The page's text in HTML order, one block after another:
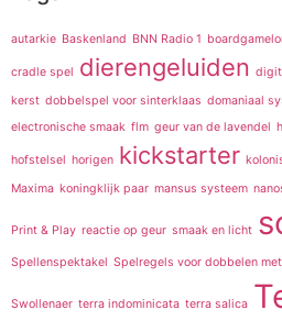
autarkie Baskenland BNN Radio 1
cradle spel dierengeluiden
kerst dobbelspel voor sinterklaas domaniaal
electronische smaak flm geur van de lavendel
hofstelsel horigen kickstarter
Maxima koningklijk paar mansus systeem
Print & Play reactie op geur smaak en licht
Spellenspektakel Spelregels voor dobbelen
Swollenaer terra indominicata terra salica